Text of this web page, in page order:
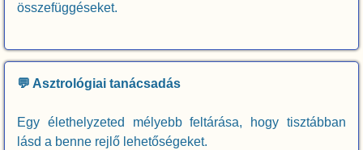
összefüggéseket.
💬 Asztrológiai tanácsadás
Egy élethelyzeted mélyebb feltárása, hogy tisztábban
lásd a benne rejlő lehetőségeket.